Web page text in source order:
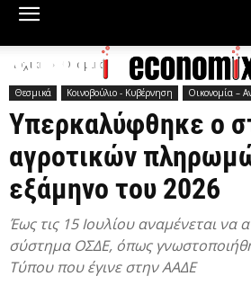
Αρχική Θεσμικά
Θεσμικά Κοινοβούλιο - Κυβέρνηση Οικονομία –
Υπερκαλύφθηκε ο
αγροτικών
εξάμηνο του 2026
Έως τις 15 Ιουλίου αναμένεται να
σύστημα ΟΣΔΕ, όπως
Τύπου που έγινε στην ΑΑΔΕ